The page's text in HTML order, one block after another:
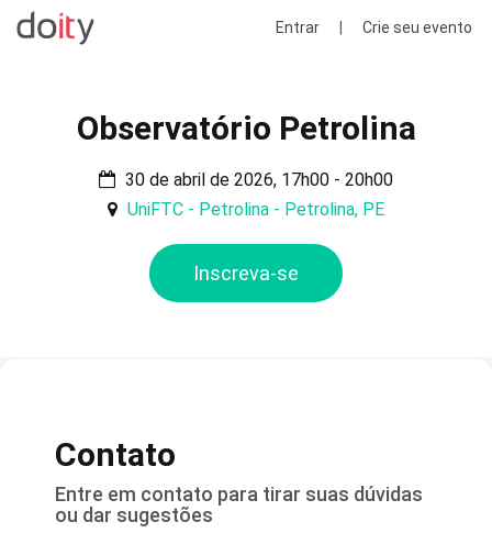
Entrar Crie seu evento
Observatório Petrolina
30 de abril de 2026, 17h00 - 20h00
UniFTC - Petrolina - Petrolina, PE
Inscreva-se
Contato
Entre em contato para tirar suas dúvidas
ou dar sugestões